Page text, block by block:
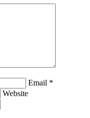
Email *
Website